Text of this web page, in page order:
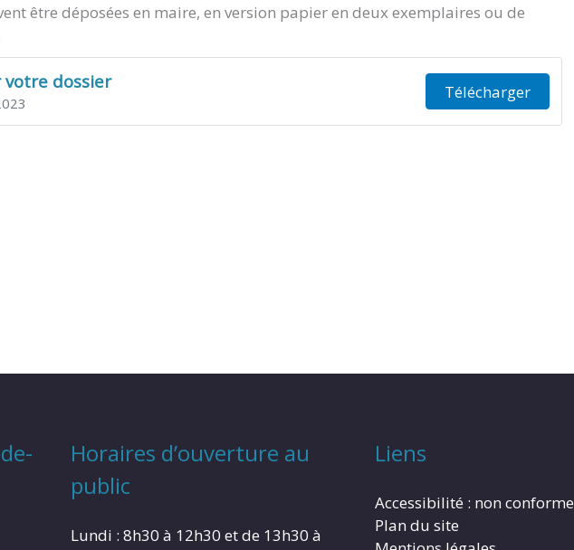
être déposées en maire, en version papier en deux exemplaires ou de
dossier Télécharger
Horaires d’ouverture au
public
Lundi : 8h30 à 12h30 et de 13h30 à
Liens
Accessibilité : non conforme
Plan du site